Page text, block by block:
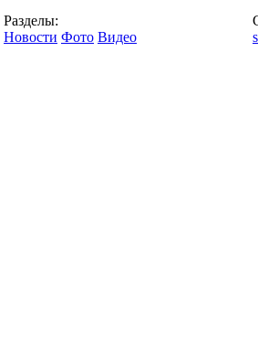
Разделы:
Новости Фото Видео